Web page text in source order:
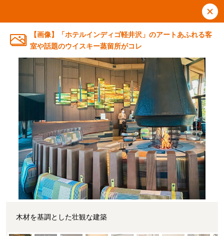
【画像】「ホテルインディゴ軽井沢」のアートあふれる客
室や話題のウイスキー蒸留所がコレ
木材を基調とした壮観な建築